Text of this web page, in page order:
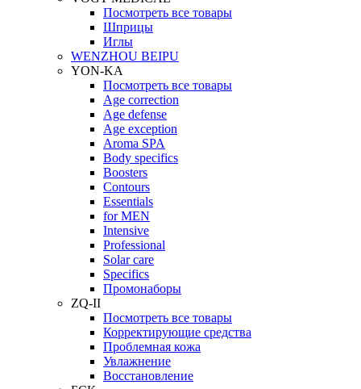
Посмотреть все товары
Шприцы
Иглы
WENZHOU BEIPU
YON-KA
Посмотреть все товары
Age correction
Age defense
Age exception
Aroma SPA
Body specifics
Boosters
Contours
Essentials
for MEN
Intensive
Professional
Solar care
Specifics
Промонаборы
ZQ-II
Посмотреть все товары
Корректирующие средства
Проблемная кожа
Увлажнение
Восстановление